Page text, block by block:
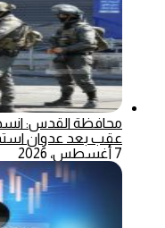
محافظة القدس:
عقب بعد عدوان
7 أغسطس، 2026